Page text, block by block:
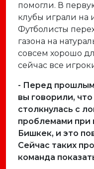
помогли. В
клубы играли на
Футболисты
газона на
совсем хорошо
сейчас все
- Перед
вы говорили,
столкнулась с
проблемами при
Бишкек, и это
Сейчас таких
команда